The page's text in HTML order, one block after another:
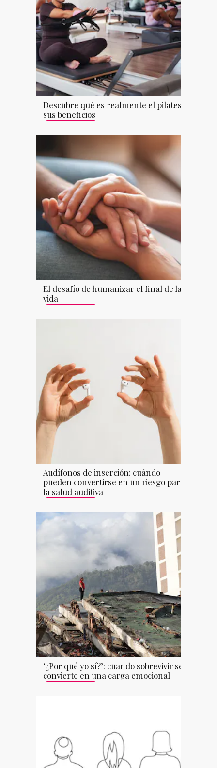
Descubre qué es realmente el pilates y
sus beneficios
El desafío de humanizar el final de la
vida
Audífonos de inserción: cuándo
pueden convertirse en un riesgo para
la salud auditiva
‘¿Por qué yo sí?’: cuando sobrevivir se
convierte en una carga emocional